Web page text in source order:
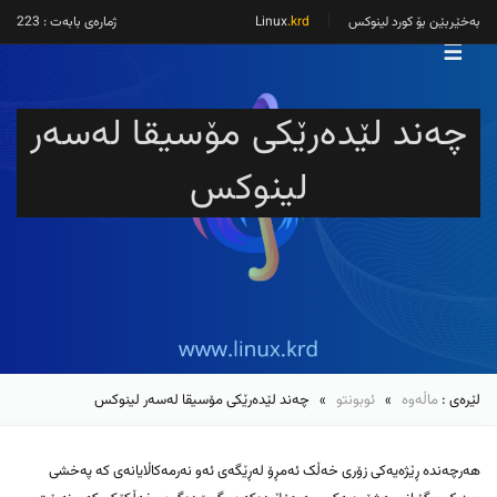
بەخێربێن بۆ کورد لینوکس .krd ژمارەی بابەت : 223
☰
چەند لێدەرێکی مۆسیقا لەسەر
لینوکس
لێرەی : ماڵەوە » ئوبونتو » چەند لێدەرێکی مۆسیقا لەسەر لینوکس
هەرچەندە ڕێژەیەکی زۆری خەڵک ئەمڕۆ لەڕێگەی ئەو نەرمەکاڵایانەی کە پەخشی